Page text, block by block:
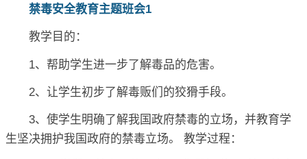
禁毒安全教育主题班会1
教学目的：
1、帮助学生进一步了解毒品的危害。
2、让学生初步了解毒贩们的狡猾手段。
3、使学生明确了解我国政府禁毒的立场，并教育学
生坚决拥护我国政府的禁毒立场。 教学过程：